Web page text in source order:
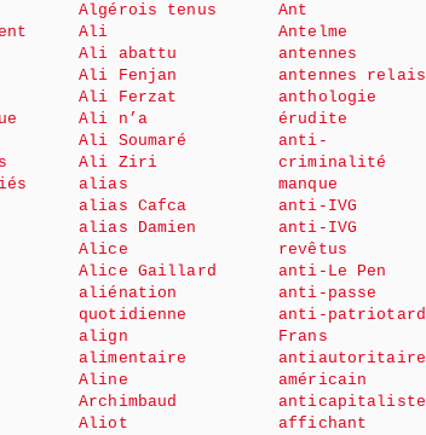
Algérois tenus
Ali
Ali abattu
Ali Fenjan
Ali Ferzat
Ali n’a
Ali Soumaré
Ali Ziri
alias
alias Cafca
alias Damien
Alice
Alice Gaillard
aliénation
quotidienne
align
alimentaire
Aline
Archimbaud
Aliot
Ant
Antelme
antennes
antennes relais
anthologie
érudite
anti-
criminalité
manque
anti-IVG
anti-IVG
revêtus
anti-Le Pen
anti-passe
anti-patriotard
Frans
antiautoritaire
américain
anticapitaliste
affichant